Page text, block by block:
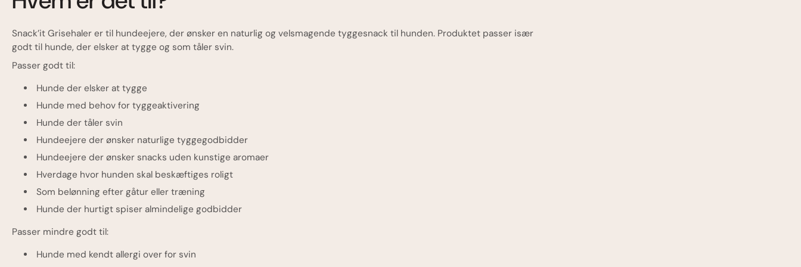
Snack’it Grisehaler er til hundeejere, der ønsker en naturlig og velsmagende tyggesnack til hunden. Produktet passer især
godt til hunde, der elsker at tygge og som tåler svin.
Passer godt til:
Hunde der elsker at tygge
Hunde med behov for tyggeaktivering
Hunde der tåler svin
Hundeejere der ønsker naturlige tyggegodbidder
Hundeejere der ønsker snacks uden kunstige aromaer
Hverdage hvor hunden skal beskæftiges roligt
Som belønning efter gåtur eller træning
Hunde der hurtigt spiser almindelige godbidder
Passer mindre godt til:
Hunde med kendt allergi over for svin